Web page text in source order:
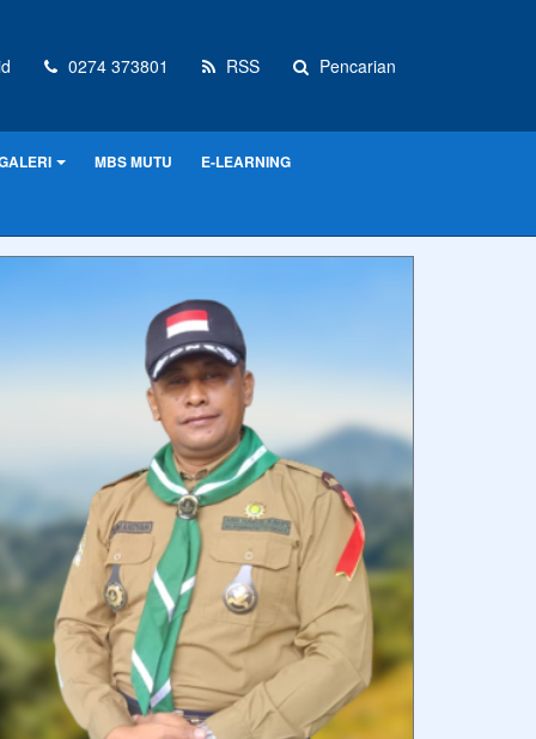
0274 373801 RSS Pencarian
MBS MUTU E-LEARNING